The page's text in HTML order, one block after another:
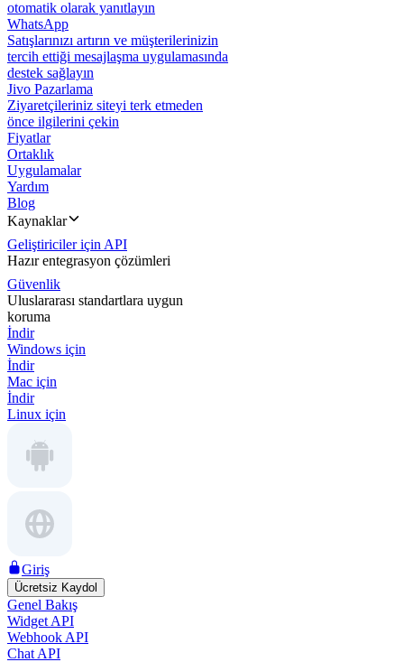
otomatik olarak yanıtlayın
WhatsApp
Satışlarınızı artırın ve müşterilerinizin
tercih ettiği mesajlaşma uygulamasında
destek sağlayın
Jivo Pazarlama
Ziyaretçileriniz siteyi terk etmeden
önce ilgilerini çekin
Fiyatlar
Ortaklık
Uygulamalar
Yardım
Blog
Kaynaklar
Geliştiriciler için API
Hazır entegrasyon çözümleri
Güvenlik
Uluslararası standartlara uygun
koruma
İndir
Windows için
İndir
Mac için
İndir
Linux için
Giriş
Ücretsiz Kaydol
Genel Bakış
Widget API
Webhook API
Chat API